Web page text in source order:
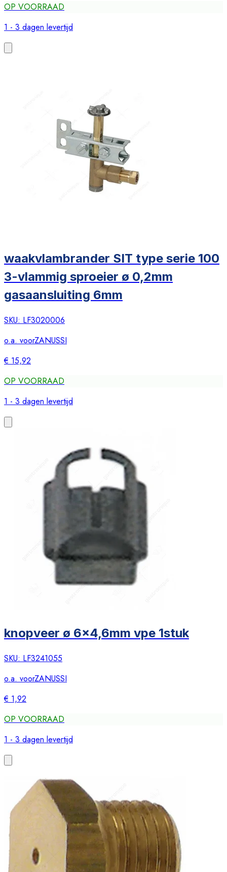
OP VOORRAAD
1 - 3 dagen levertijd
waakvlambrander SIT type serie 100
3-vlammig sproeier ø 0,2mm
gasaansluiting 6mm
SKU: LF3020006
o.a. voorZANUSSI
€ 15,92
OP VOORRAAD
1 - 3 dagen levertijd
knopveer ø 6x4,6mm vpe 1stuk
SKU: LF3241055
o.a. voorZANUSSI
€ 1,92
OP VOORRAAD
1 - 3 dagen levertijd